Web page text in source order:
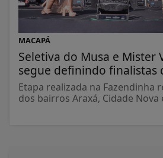
MACAPÁ
Seletiva do Musa e Mister
segue definindo finalistas
Etapa realizada na Fazendinha
dos bairros Araxá, Cidade Nova